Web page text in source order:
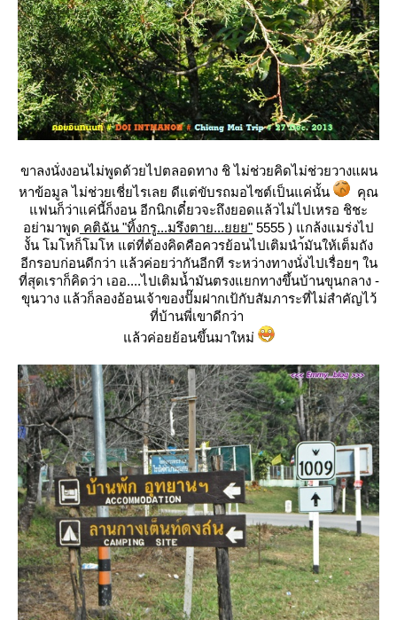
ขาลงนั่งงอนไม่พูดด้วยไปตลอดทาง ชิ ไม่ช่วยคิดไม่ช่วยวางแผน
หาข้อมูล ไม่ช่วยเชี่ยไรเลย ดีแต่ขับรถมอไซต์เป็นแค่นั้น
คุณ
ฟนก็ว่าแค่นี้ก็งอน อีกนิกเดี๋ยวจะถึงยอดแล้วไม่ไปเหรอ ชิชะ
อย่ามาพูด คติฉัน "ทิ้งกรู...มรึงตาย...ยยย" 5555 ) แกล้งแมร่งไป
งั้น โมโหก็โมโห แต่ที่ต้องคิดคือควรย้อนไปเติมนำ้มันให้เต็มถัง
อีกรอบก่อนดีกว่า แล้วค่อยว่ากันอีกที ระหว่างทางนั่งไปเรื่อยๆ ใน
ที่สุดเราก็คิดว่า เออ....ไปเติมน้ำมันตรงแยกทางขึ้นบ้านขุนกลาง -
ขุนวาง แล้วก็ลองอ้อนเจ้าของปั๊มฝากเป้กับสัมภาระที่ไม่สำคัญไว้
ที่บ้านพี่เขาดีกว่า
ล้วค่อยย้อนขึ้นมาใหม่